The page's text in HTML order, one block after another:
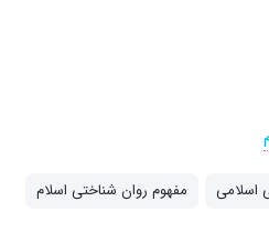
پیامبر اعظم/ رودبار جنوب
علمیه اهل بیت علیهم‌السلام/ قلعه گنج
محمودیه/ کرمان
اسلامی مفهوم روان شناختی اسلام